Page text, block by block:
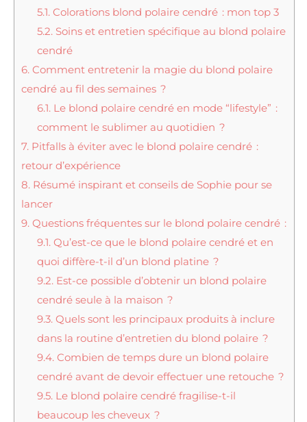
5.1. Colorations blond polaire cendré : mon top 3
5.2. Soins et entretien spécifique au blond polaire
cendré
6. Comment entretenir la magie du blond polaire
cendré au fil des semaines ?
6.1. Le blond polaire cendré en mode “lifestyle” :
comment le sublimer au quotidien ?
7. Pitfalls à éviter avec le blond polaire cendré :
retour d’expérience
8. Résumé inspirant et conseils de Sophie pour se
lancer
9. Questions fréquentes sur le blond polaire cendré :
9.1. Qu’est-ce que le blond polaire cendré et en
quoi diffère-t-il d’un blond platine ?
9.2. Est-ce possible d’obtenir un blond polaire
cendré seule à la maison ?
9.3. Quels sont les principaux produits à inclure
dans la routine d’entretien du blond polaire ?
9.4. Combien de temps dure un blond polaire
cendré avant de devoir effectuer une retouche ?
9.5. Le blond polaire cendré fragilise-t-il
beaucoup les cheveux ?